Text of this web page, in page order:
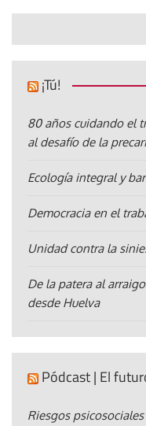
¡Tú!
80 años cuidando el
al desafío de la
Ecología integral y
Democracia en el
Unidad contra la
De la patera al
desde Huelva
Pódcast | El
Riesgos